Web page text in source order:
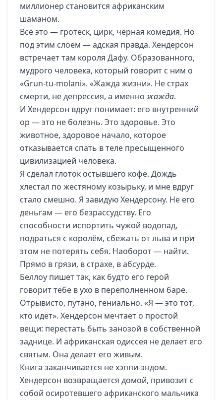
миллионер становится африканским
шаманом.
Всё это — гротеск, цирк, чёрная комедия. Но
под этим слоем — адская правда. Хендерсон
встречает там короля Дафу. Образованного,
мудрого человека, который говорит с ним о
«Grun-tu-molani». «Жажда жизни». Не страх
смерти, не депрессия, а именножажда.
И Хендерсон вдруг понимает: его внутренний
ор — это не болезнь. Это здоровье. Это
животное, здоровое начало, которое
отказывается спать в теле пресыщенного
цивилизацией человека.
Я сделал глоток остывшего кофе. Дождь
хлестал по жестяному козырьку, и мне вдруг
стало смешно. Я завидую Хендерсону. Не его
деньгам — его безрассудству. Его
способности испортить чужой водопад,
подраться с королём, сбежать от льва и при
этом не потерять себя. Наоборот — найти.
Прямо в грязи, в страхе, в абсурде.
Беллоу пишет так, как будто его герой
говорит тебе в ухо в переполненном баре.
Отрывисто, путано, гениально. «Я — это тот,
кто идёт». Хендерсон мечтает о простой
вещи: перестать быть занозой в собственной
заднице. И африканская одиссея не делает его
святым. Она делает его живым.
Книга заканчивается не хэппи-эндом.
Хендерсон возвращается домой, привозит с
собой осиротевшего африканского мальчика